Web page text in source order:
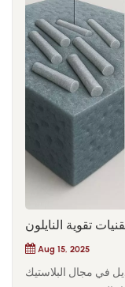
تقوية النايلون
Aug 15, 2025
في مجال البلاستيك